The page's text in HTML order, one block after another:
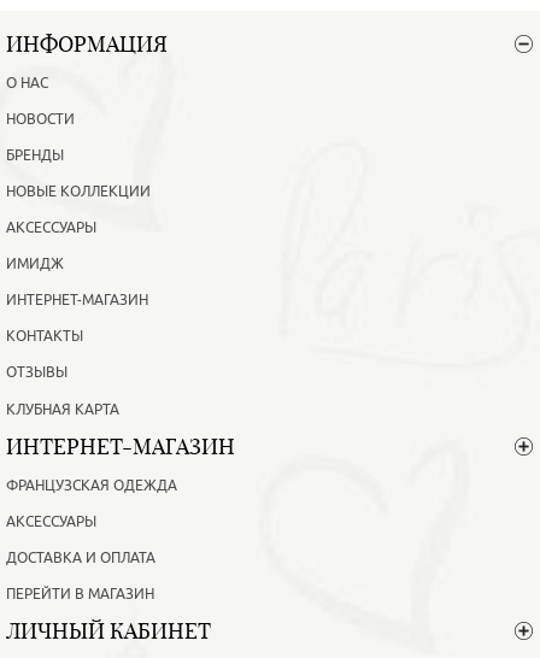
ИНФОРМАЦИЯ
О НАС
НОВОСТИ
БРЕНДЫ
НОВЫЕ КОЛЛЕКЦИИ
АКСЕССУАРЫ
ИМИДЖ
ИНТЕРНЕТ-МАГАЗИН
КОНТАКТЫ
ОТЗЫВЫ
КЛУБНАЯ КАРТА
ИНТЕРНЕТ-МАГАЗИН
ФРАНЦУЗСКАЯ ОДЕЖДА
АКСЕССУАРЫ
ДОСТАВКА И ОПЛАТА
ПЕРЕЙТИ В МАГАЗИН
ЛИЧНЫЙ КАБИНЕТ